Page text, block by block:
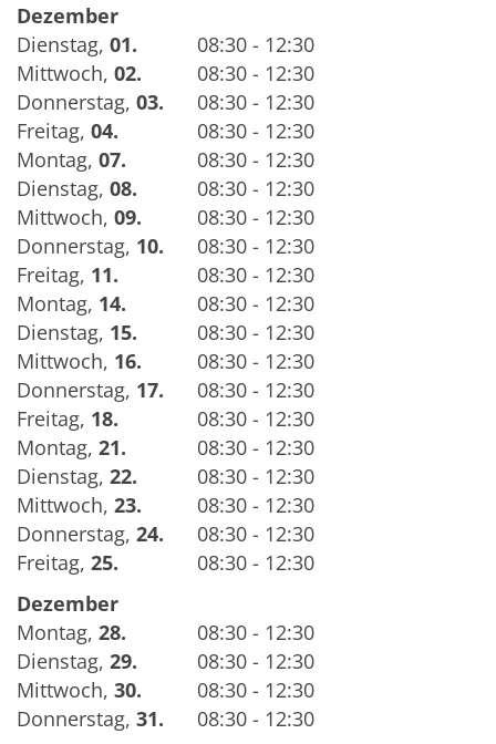
Dezember
Dienstag, 01.
08:30 - 12:30
Mittwoch, 02.
08:30 - 12:30
Donnerstag, 03.
08:30 - 12:30
Freitag, 04.
08:30 - 12:30
Montag, 07.
08:30 - 12:30
Dienstag, 08.
08:30 - 12:30
Mittwoch, 09.
08:30 - 12:30
Donnerstag, 10.
08:30 - 12:30
Freitag, 11.
08:30 - 12:30
Montag, 14.
08:30 - 12:30
Dienstag, 15.
08:30 - 12:30
Mittwoch, 16.
08:30 - 12:30
Donnerstag, 17.
08:30 - 12:30
Freitag, 18.
08:30 - 12:30
Montag, 21.
08:30 - 12:30
Dienstag, 22.
08:30 - 12:30
Mittwoch, 23.
08:30 - 12:30
Donnerstag, 24.
08:30 - 12:30
Freitag, 25.
08:30 - 12:30
Dezember
Montag, 28.
08:30 - 12:30
Dienstag, 29.
08:30 - 12:30
Mittwoch, 30.
08:30 - 12:30
Donnerstag, 31.
08:30 - 12:30